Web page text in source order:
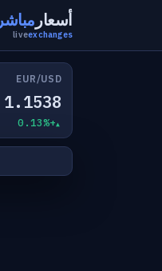
أسعار مباشر
liveexchanges
EUR/USD
1.1538
+0.13%